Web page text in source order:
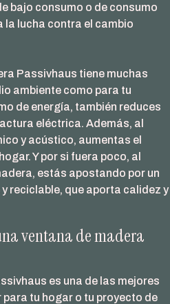
bajo consumo o de consumo
la lucha contra el cambio
Passivhaus tiene muchas
ambiente como para tu
de energía, también reduces
eléctrica. Además, al
y acústico, aumentas el
Y por si fuera poco, al
estás apostando por un
reciclable, que aporta calidez y
ventana de madera
es una de las mejores
tu hogar o tu proyecto de